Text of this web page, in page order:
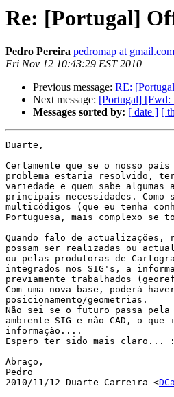
Re: [Portugal]
Pedro Pereira pedromap at gmail.com
Fri Nov 12 10:43:29 EST 2010
Previous message: RE:
Next message: [Portugal] [Fwd:
Messages sorted by: [ date ] [
Duarte,
Certamente que se o nosso
problema estaria resolvido,
variedade e quem sabe
principais necessidades. Como
multicódigos (que eu tenha
Portuguesa, mais complexo se
Quando falo de actualizações,
possam ser realizadas ou
ou pelas produtoras de
integrados nos SIG's, a
previamente trabalhados
Com uma nova base, poderá
posicionamento/geometrias.
Não sei se o futuro passa pela
ambiente SIG e não CAD, o
informação....
Espero ter sido mais claro...
Abraço,
Pedro
2010/11/12 Duarte Carreira <